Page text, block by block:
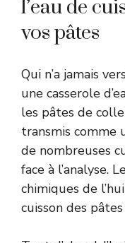
l’eau de
vos pâtes
Qui n’a jamais
une casserole
les pâtes de
transmis comme
de nombreuses
face à l’analyse.
chimiques de
cuisson des